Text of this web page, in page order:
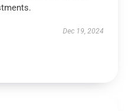
Dec 19, 2024